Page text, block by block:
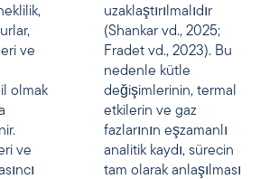
ve
olmak
ve
Bu
termal